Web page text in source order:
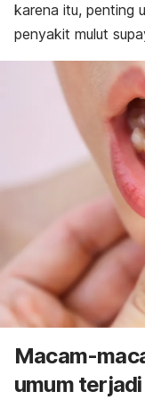
karena itu, penting
penyakit mulut
Macam-
umum terjadi